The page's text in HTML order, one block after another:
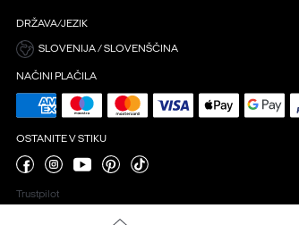
DRŽAVA/JEZIK
SLOVENIJA / SLOVENŠČINA
NAČINI PLAČILA
OSTANITE V STIKU
Trustpilot